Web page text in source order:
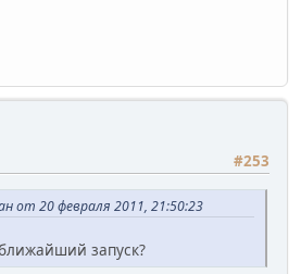
#253
от 20 февраля 2011, 21:50:23
запуск?